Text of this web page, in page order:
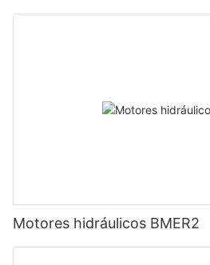
Motores hidráulicos BMER2